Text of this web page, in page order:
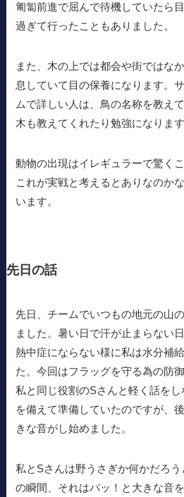
匍匐前進で屈んで待機していたら
過ぎて行ったこともありました。
また、木の上では都会や街ではな
息していて目の保養になります。
ムで詳しい人は、鳥の名称を教え
木も教えてくれたり勉強になります
動物の出現はイレギュラーで驚く
これが実戦と考えるとありなのか
います。
先日の話
先日、チームでいつもの地元の山
ました。暑い日で汗が止まらない日
熱中症にならない様に私は水分補
た。今回はフラッグを守る為の防御
私と同じ役割のSさんと軽く話を
を備えて準備していたのですが、
きな音がし始めました。
私とSさんは野うさぎか何かだろ
の瞬間、それはバッ！と大きな音